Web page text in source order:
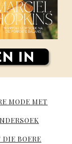
MODE MET
DIE BOERE